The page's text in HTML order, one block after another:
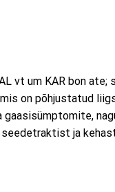
vt um KAR bon
on põhjustatud
ja